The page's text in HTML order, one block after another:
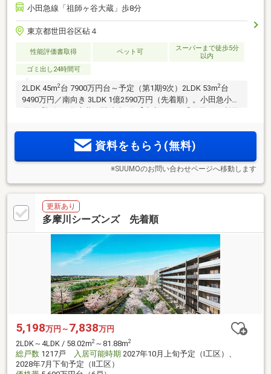
小田急線「祖師ヶ谷大蔵」歩8分
東京都世田谷区砧４
性能評価書取得 ペット可
スーパーまで徒歩5分
以内
ゴミ出し24時間可
2LDK 45m2 台 7900万円台～予定（第1期9次）2LDK 53m2 台
9490万円／南向き 3LDK 1億2590万円（先着順）。小田急小田
原線「祖師ヶ谷大蔵」駅徒歩8分【東京メトロ千代田線も利用
住居専用地域に誕生。戸建てスタイルで暮らせる全11タイプ
のメゾネットプラン。資料をもらう(無料)
※SUUMOのお問い合わせページへ移動します
更新あり
多摩川シーズンズ 先着順
5,198万円～ 7,838万円
2LDK～4LDK / 58.02m2 ～81.88m2
総戸数 1217戸 入居可能時期 2027年10月上旬予定（I工区）、
2028年7月下旬予定（II工区）